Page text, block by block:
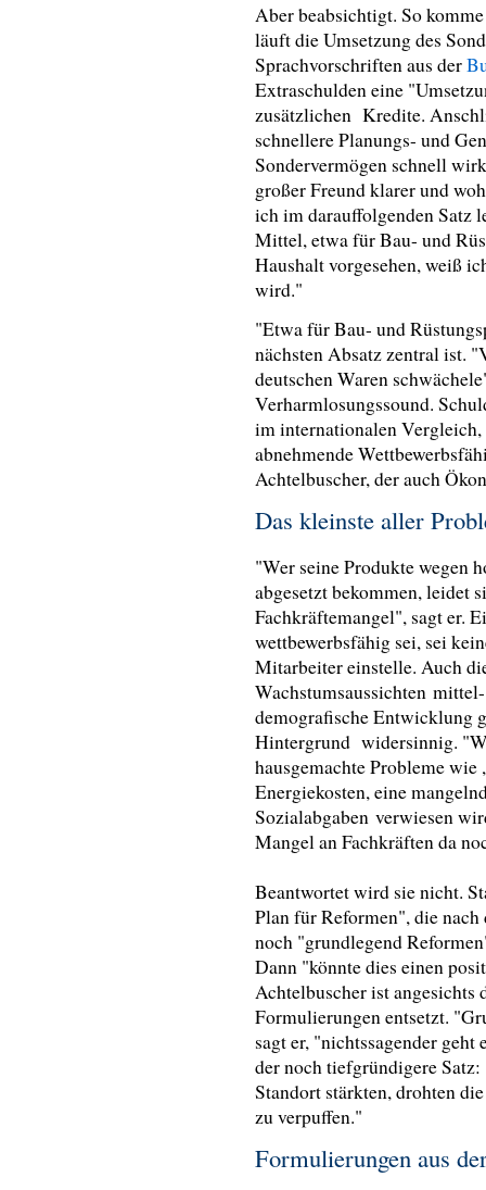
Aber beabsichtigt. So
läuft die Umsetzung des
Sprachvorschriften aus der
Extraschulden eine
zusätzlichen Kredite.
schnellere Planungs- und
Sondervermögen schnell
großer Freund klarer und
ich im darauffolgenden Satz
Mittel, etwa für Bau- und
Haushalt vorgesehen, weiß
wird."
"Etwa für Bau- und
nächsten Absatz zentral ist.
deutschen Waren
Verharmlosungssound.
im internationalen
abnehmende
Achtelbuscher, der auch
Das kleinste aller
"Wer seine Produkte wegen
abgesetzt bekommen, leidet
Fachkräftemangel", sagt er.
wettbewerbsfähig sei, sei
Mitarbeiter einstelle. Auch
Wachstumsaussichten
demografische Entwicklung
Hintergrund widersinnig.
hausgemachte Probleme
Energiekosten, eine
Sozialabgaben verwiesen
Mangel an Fachkräften da
Beantwortet wird sie nicht.
Plan für Reformen", die
noch "grundlegend
Dann "könnte dies einen
Achtelbuscher ist
Formulierungen entsetzt.
sagt er, "nichtssagender
der noch tiefgründigere
Standort stärkten, drohten
zu verpuffen."
Formulierungen aus